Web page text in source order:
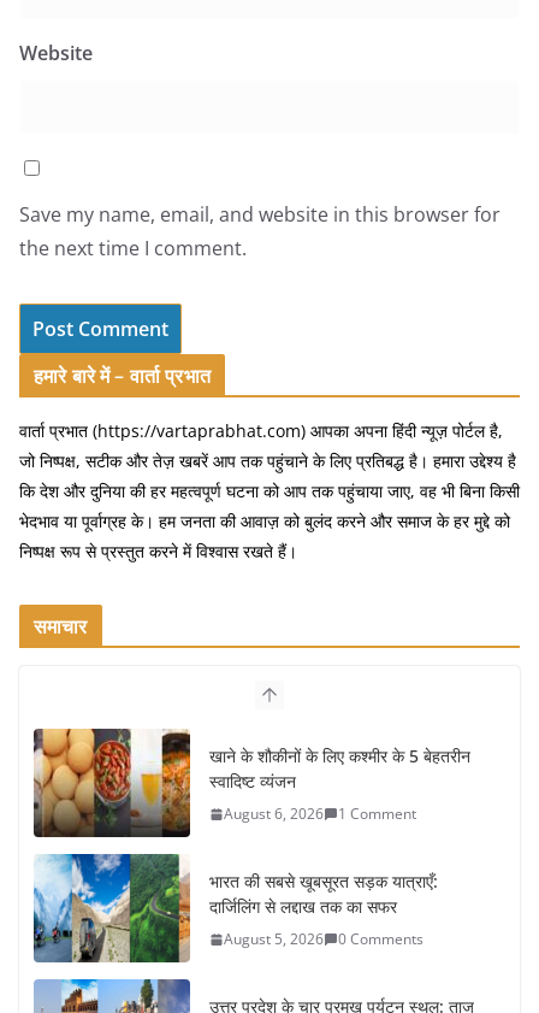
Website
Save my name, email, and website in this browser for
the next time I comment.
हमारे बारे में – वार्ता प्रभात
वार्ता प्रभात (https://vartaprabhat.com) आपका अपना हिंदी न्यूज़ पोर्टल है,
जो निष्पक्ष, सटीक और तेज़ खबरें आप तक पहुंचाने के लिए प्रतिबद्ध है। हमारा उद्देश्य है
कि देश और दुनिया की हर महत्वपूर्ण घटना को आप तक पहुंचाया जाए, वह भी बिना किसी
भेदभाव या पूर्वाग्रह के। हम जनता की आवाज़ को बुलंद करने और समाज के हर मुद्दे को
निष्पक्ष रूप से प्रस्तुत करने में विश्वास रखते हैं।
समाचार
खाने के शौकीनों के लिए कश्मीर के 5 बेहतरीन
स्वादिष्ट व्यंजन
August 6, 2026 1 Comment
भारत की सबसे खूबसूरत सड़क यात्राएँ:
दार्जिलिंग से लद्दाख तक का सफर
August 5, 2026 0 Comments
उत्तर प्रदेश के चार प्रमुख पर्यटन स्थल: ताज